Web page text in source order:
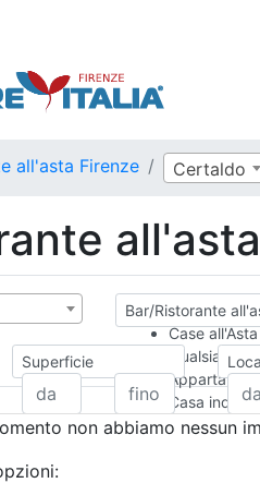
all'asta Firenze Certaldo
Bar/Ristorante
Case all'Asta
Qualsiasi
Casa
Casa Semi-
Superficie
non abbiamo nessun